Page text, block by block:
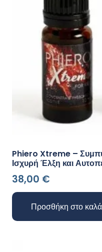
Phiero Xtreme –
Ισχυρή Έλξη και
38,00 €
Προσθήκη στο